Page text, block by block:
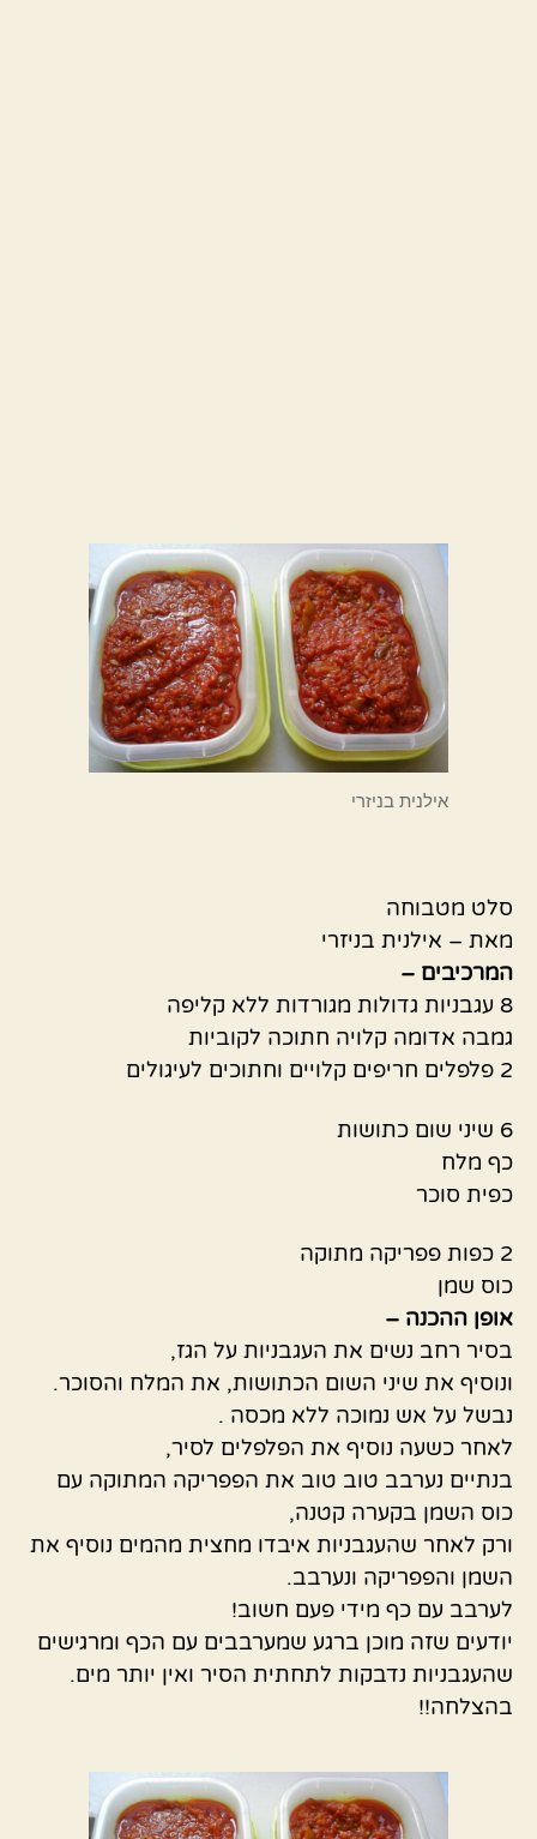
אילנית בניזרי
סלט מטבוחה
מאת – אילנית בניזרי
המרכיבים –
8 עגבניות גדולות מגורדות ללא קליפה
גמבה אדומה קלויה חתוכה לקוביות
2 פלפלים חריפים קלויים וחתוכים לעיגולים
6 שיני שום כתושות
כף מלח
כפית סוכר
2 כפות פפריקה מתוקה
כוס שמן
אופן ההכנה –
בסיר רחב נשים את העגבניות על הגז,
ונוסיף את שיני השום הכתושות, את המלח והסוכר.
נבשל על אש נמוכה ללא מכסה .
לאחר כשעה נוסיף את הפלפלים לסיר,
בנתיים נערבב טוב טוב את הפפריקה המתוקה עם
כוס השמן בקערה קטנה,
ורק לאחר שהעגבניות איבדו מחצית מהמים נוסיף את
השמן והפפריקה ונערבב.
לערבב עם כף מידי פעם חשוב!
יודעים שזה מוכן ברגע שמערבבים עם הכף ומרגישים
שהעגבניות נדבקות לתחתית הסיר ואין יותר מים.
בהצלחה!!